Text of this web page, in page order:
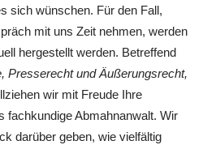
sich wünschen. Für den Fall,
mit uns Zeit nehmen, werden
hergestellt werden. Betreffend
Presserecht und Äußerungsrecht,
wir mit Freude Ihre
fachkundige Abmahnanwalt. Wir
darüber geben, wie vielfältig